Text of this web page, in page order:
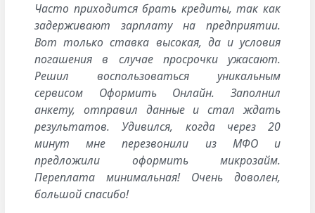
Часто приходится брать кредиты, так как
задерживают зарплату на предприятии.
Вот только ставка высокая, да и условия
погашения в случае просрочки ужасают.
Решил воспользоваться уникальным
сервисом Оформить Онлайн. Заполнил
анкету, отправил данные и стал ждать
результатов. Удивился, когда через 20
минут мне перезвонили из МФО и
предложили оформить микрозайм.
Переплата минимальная! Очень доволен,
большой спасибо!